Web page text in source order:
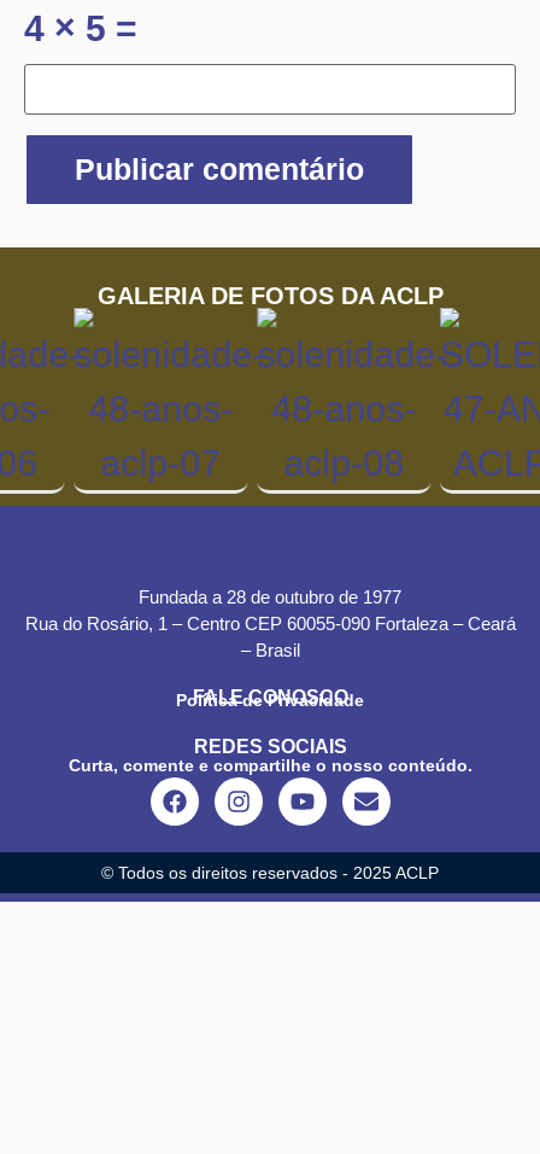
4 × 5 =
GALERIA DE FOTOS DA ACLP
Fundada a 28 de outubro de 1977
Rua do Rosário, 1 – Centro CEP 60055-090 Fortaleza – Ceará
– Brasil
FALE CONOSCO
Política de Privacidade
REDES SOCIAIS
Curta, comente e compartilhe o nosso conteúdo.
© Todos os direitos reservados - 2025 ACLP